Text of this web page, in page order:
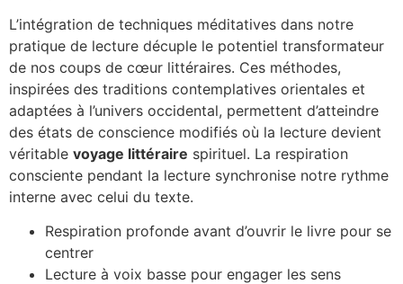
L’intégration de techniques méditatives dans notre
pratique de lecture décuple le potentiel transformateur
de nos coups de cœur littéraires. Ces méthodes,
inspirées des traditions contemplatives orientales et
adaptées à l’univers occidental, permettent d’atteindre
des états de conscience modifiés où la lecture devient
véritable voyage littéraire spirituel. La respiration
consciente pendant la lecture synchronise notre rythme
interne avec celui du texte.
Respiration profonde avant d’ouvrir le livre pour se
centrer
Lecture à voix basse pour engager les sens